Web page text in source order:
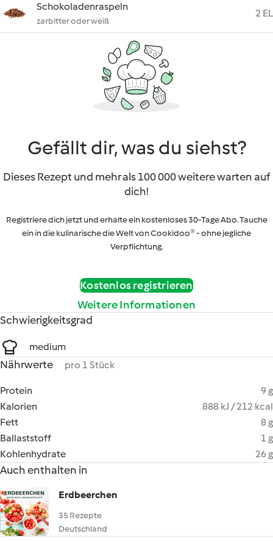
Schokoladenraspeln
zarbitter oder weiß
2 EL
Gefällt dir, was du siehst?
Dieses Rezept und mehr als 100 000 weitere warten auf
dich!
Registriere dich jetzt und erhalte ein kostenloses 30-Tage Abo. Tauche
ein in die kulinarische die Welt von Cookidoo® - ohne jegliche
Verpflichtung.
Kostenlos registrieren
Weitere Informationen
Schwierigkeitsgrad
medium
Nährwerte pro 1 Stück
Protein
9 g
Kalorien
888 kJ / 212 kcal
Fett
8 g
Ballaststoff
1 g
Kohlenhydrate
26 g
Auch enthalten in
Erdbeerchen
35 Rezepte
Deutschland